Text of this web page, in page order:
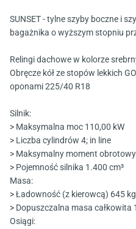
SUNSET - tylne szyby boczne i
bagażnika o wyższym stopniu
Relingi dachowe w kolorze
Obręcze kół ze stopów lekkich
oponami 225/40 R18
Silnik:
> Maksymalna moc 110,00 kW
> Liczba cylindrów 4; in line
> Maksymalny moment
> Pojemność silnika 1.400 cm³
Masa:
> Ładowność (z kierowcą) 645 kg
> Dopuszczalna masa całkowita
Osiągi: